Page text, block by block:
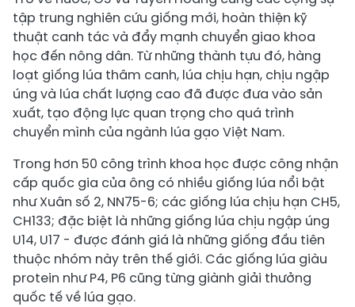
tập trung nghiên cứu giống mới, hoàn thiện kỹ
thuật canh tác và đẩy mạnh chuyển giao khoa
học đến nông dân. Từ những thành tựu đó, hàng
loạt giống lúa thâm canh, lúa chịu hạn, chịu ngập
úng và lúa chất lượng cao đã được đưa vào sản
xuất, tạo động lực quan trọng cho quá trình
chuyển mình của ngành lúa gạo Việt Nam.
Trong hơn 50 công trình khoa học được công nhận
cấp quốc gia của ông có nhiều giống lúa nổi bật
như Xuân số 2, NN75-6; các giống lúa chịu hạn CH5,
CH133; đặc biệt là những giống lúa chịu ngập úng
U14, U17 - được đánh giá là những giống đầu tiên
thuộc nhóm này trên thế giới. Các giống lúa giàu
protein như P4, P6 cũng từng giành giải thưởng
quốc tế về lúa gạo.